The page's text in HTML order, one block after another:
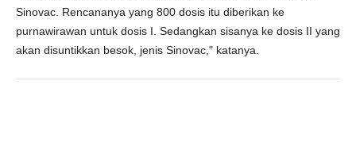
Sinovac. Rencananya yang 800 dosis itu diberikan ke
purnawirawan untuk dosis I. Sedangkan sisanya ke dosis II yang
akan disuntikkan besok, jenis Sinovac," katanya.